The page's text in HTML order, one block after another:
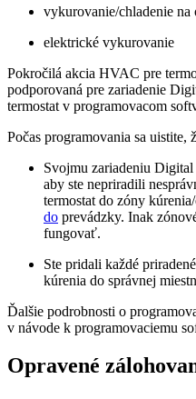
vykurovanie/chladenie na
elektrické vykurovanie
Pokročilá akcia HVAC pre
podporovaná pre zariadenie
termostat v programovacom
Počas programovania sa uistite,
Svojmu zariadeniu
aby ste nepriradili
termostat do zóny
do prevádzky. Inak
fungovať.
Ste pridali každé
kúrenia do správnej
Ďalšie podrobnosti o
v návode k programovaciemu
Opravené